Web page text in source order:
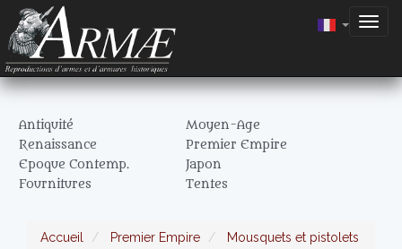
Antiquité
Moyen-Age
Renaissance
Premier Empire
Epoque Contemp.
Japon
Fournitures
Tentes
Accueil Premier Empire
Mousquets et pistolets